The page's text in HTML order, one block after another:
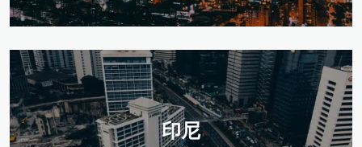
印尼